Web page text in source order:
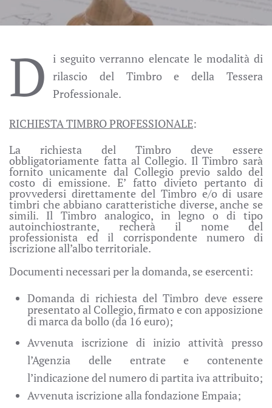
D
i seguito verranno elencate le modalità di
rilascio del Timbro e della Tessera
Professionale.
RICHIESTA TIMBRO PROFESSIONALE:
La richiesta del Timbro deve essere
obbligatoriamente fatta al Collegio. Il Timbro sarà
fornito unicamente dal Collegio previo saldo del
costo di emissione. E’ fatto divieto pertanto di
provvedersi direttamente del Timbro e/o di usare
timbri che abbiano caratteristiche diverse, anche se
simili. Il Timbro analogico, in legno o di tipo
autoinchiostrante, recherà il nome del
professionista ed il corrispondente numero di
iscrizione all’albo territoriale.
Documenti necessari per la domanda, se esercenti:
Domanda di richiesta del Timbro deve essere
presentato al Collegio, firmato e con apposizione
di marca da bollo (da 16 euro);
Avvenuta iscrizione di inizio attività presso
l’Agenzia delle entrate e contenente
l’indicazione del numero di partita iva attribuito;
Avvenuta iscrizione alla fondazione Empaia;